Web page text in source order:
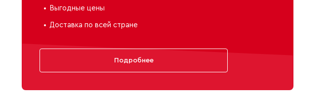
Выгодные цены
Доставка по всей стране
Подробнее